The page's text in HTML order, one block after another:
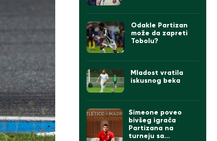
Odakle Partizan
može da zapreti
Tobolu?
Mladost vratila
iskusnog beka
Simeone poveo
bivšeg igrača
Partizana na
turneju sa